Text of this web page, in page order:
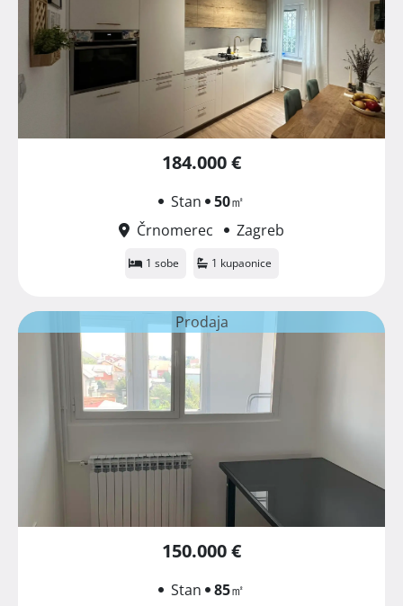
184.000 €
Stan 50㎡
Črnomerec
Zagreb
1 sobe 1 kupaonice
Prodaja
150.000 €
Stan 85㎡